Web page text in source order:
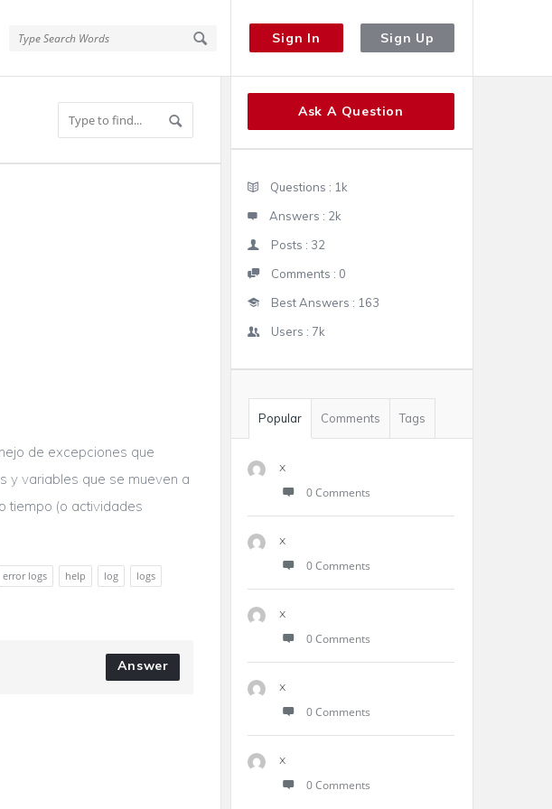
Sign In Sign Up
de excepciones que
y variables que se mueven a
tiempo (o actividades
error logs help log
logs
Answer
Sidebar
Ask A Question
Stats
Questions : 1k
Answers : 2k
Posts : 32
Comments : 0
Best Answers : 163
Users : 7k
Popular Comments Tags
x
0 Comments
x
0 Comments
x
0 Comments
x
0 Comments
x
0 Comments